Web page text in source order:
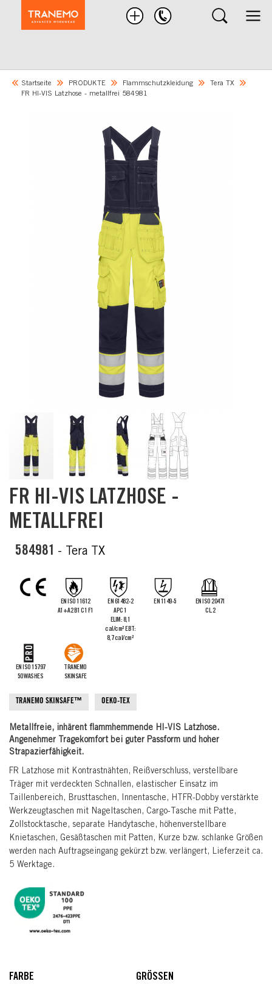
Produkten
Startseite PRODUKTE Flammschutzkleidung
Tera TX
FR HI-VIS Latzhose - metallfrei 584981
Skip
to
the
beginning
the
FR HI-VIS LATZHOSE -
METALLFREI
584981 - Tera TX
EN ISO 11612
A1+A2 B1 C1 F1
EN 61482-2
APC 1
ELIM: 8,1
cal/cm² EBT:
8,7 cal/cm²
EN 1149-5
EN ISO 20471
CL.2
EN ISO 15797
50 WASHES
TRANEMO
SKINSAFE
TRANEMO SKINSAFE™ OEKO-TEX
Metallfreie, inhärent flammhemmende HI-VIS Latzhose.
Angenehmer Tragekomfort bei guter Passform und hoher
Strapazierfähigkeit.
FR Latzhose mit Kontrastnähten, Reißverschluss, verstellbare
Träger mit verdeckten Schnallen, elastischer Einsatz im
Taillenbereich, Brusttaschen, Innentasche, HTFR-Dobby verstärkte
Werkzeugtaschen mit Nageltaschen, Cargo-Tasche mit Patte,
Zollstocktasche, separate Handytasche, höhenverstellbare
Knietaschen, Gesäßtaschen mit Patten, Kurze bzw. schlanke Größen
werden nach Auftragseingang gekürzt bzw. verlängert, Lieferzeit ca.
5 Werktage.
FARBE GRÖSSEN